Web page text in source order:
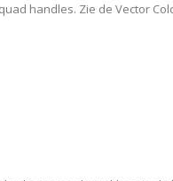
handles. Zie de Vector